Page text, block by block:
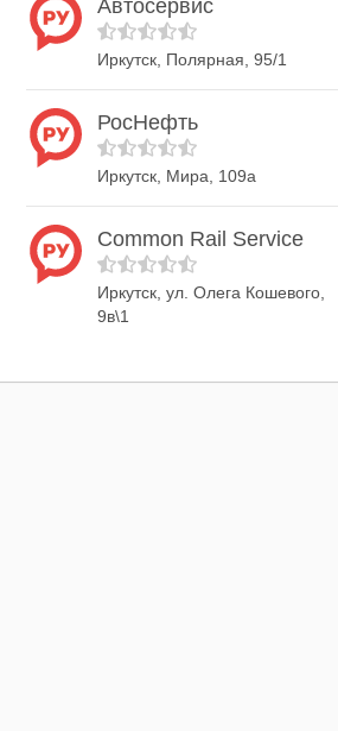
Автосервис
Иркутск, Полярная, 95/1
РосНефть
Иркутск, Мира, 109а
Common Rail Service
Иркутск, ул. Олега Кошевого,
9в\1